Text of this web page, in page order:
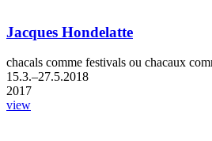
Jacques Hondelatte
chacals comme festivals ou chacaux
15.3.–27.5.2018
2017
view